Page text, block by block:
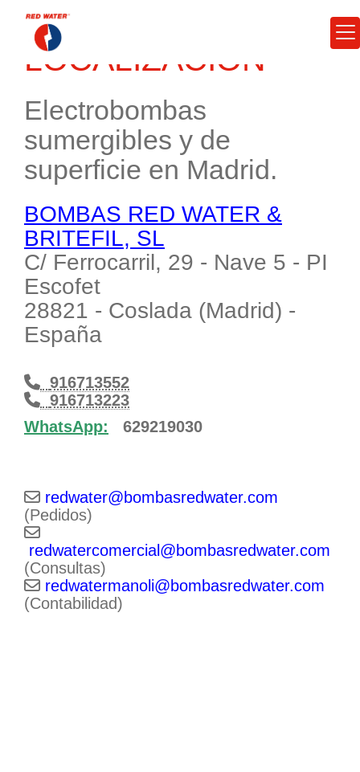
LOCALIZACIÓN
Electrobombas
sumergibles y de
superficie en Madrid.
BOMBAS RED WATER &
BRITEFIL, SL
C/ Ferrocarril, 29 - Nave 5 - PI
Escofet
28821 - Coslada (Madrid) -
España
916713552
916713223
WhatsApp:
629219030
redwater
bombasredwater.com
(Pedidos)
redwatercomercial@bombasredwater.com
(Consultas)
redwatermanoli
bombasredwater.com
(Contabilidad)